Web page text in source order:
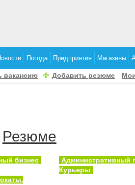
Погода Предприятия Магазины
вакансию Добавить резюме
Резюме
бизнес
Административный
Курьеры